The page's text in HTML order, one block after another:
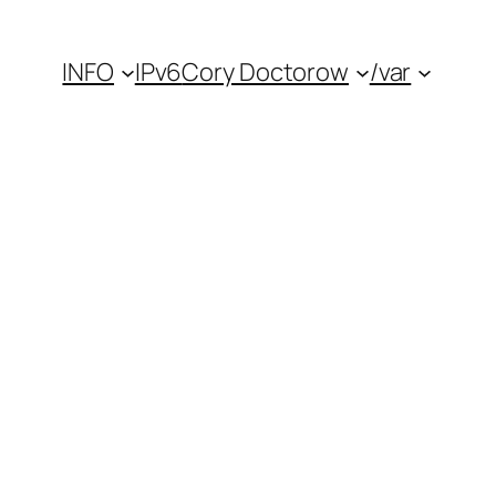
INFO IPv6Cory Doctorow /var